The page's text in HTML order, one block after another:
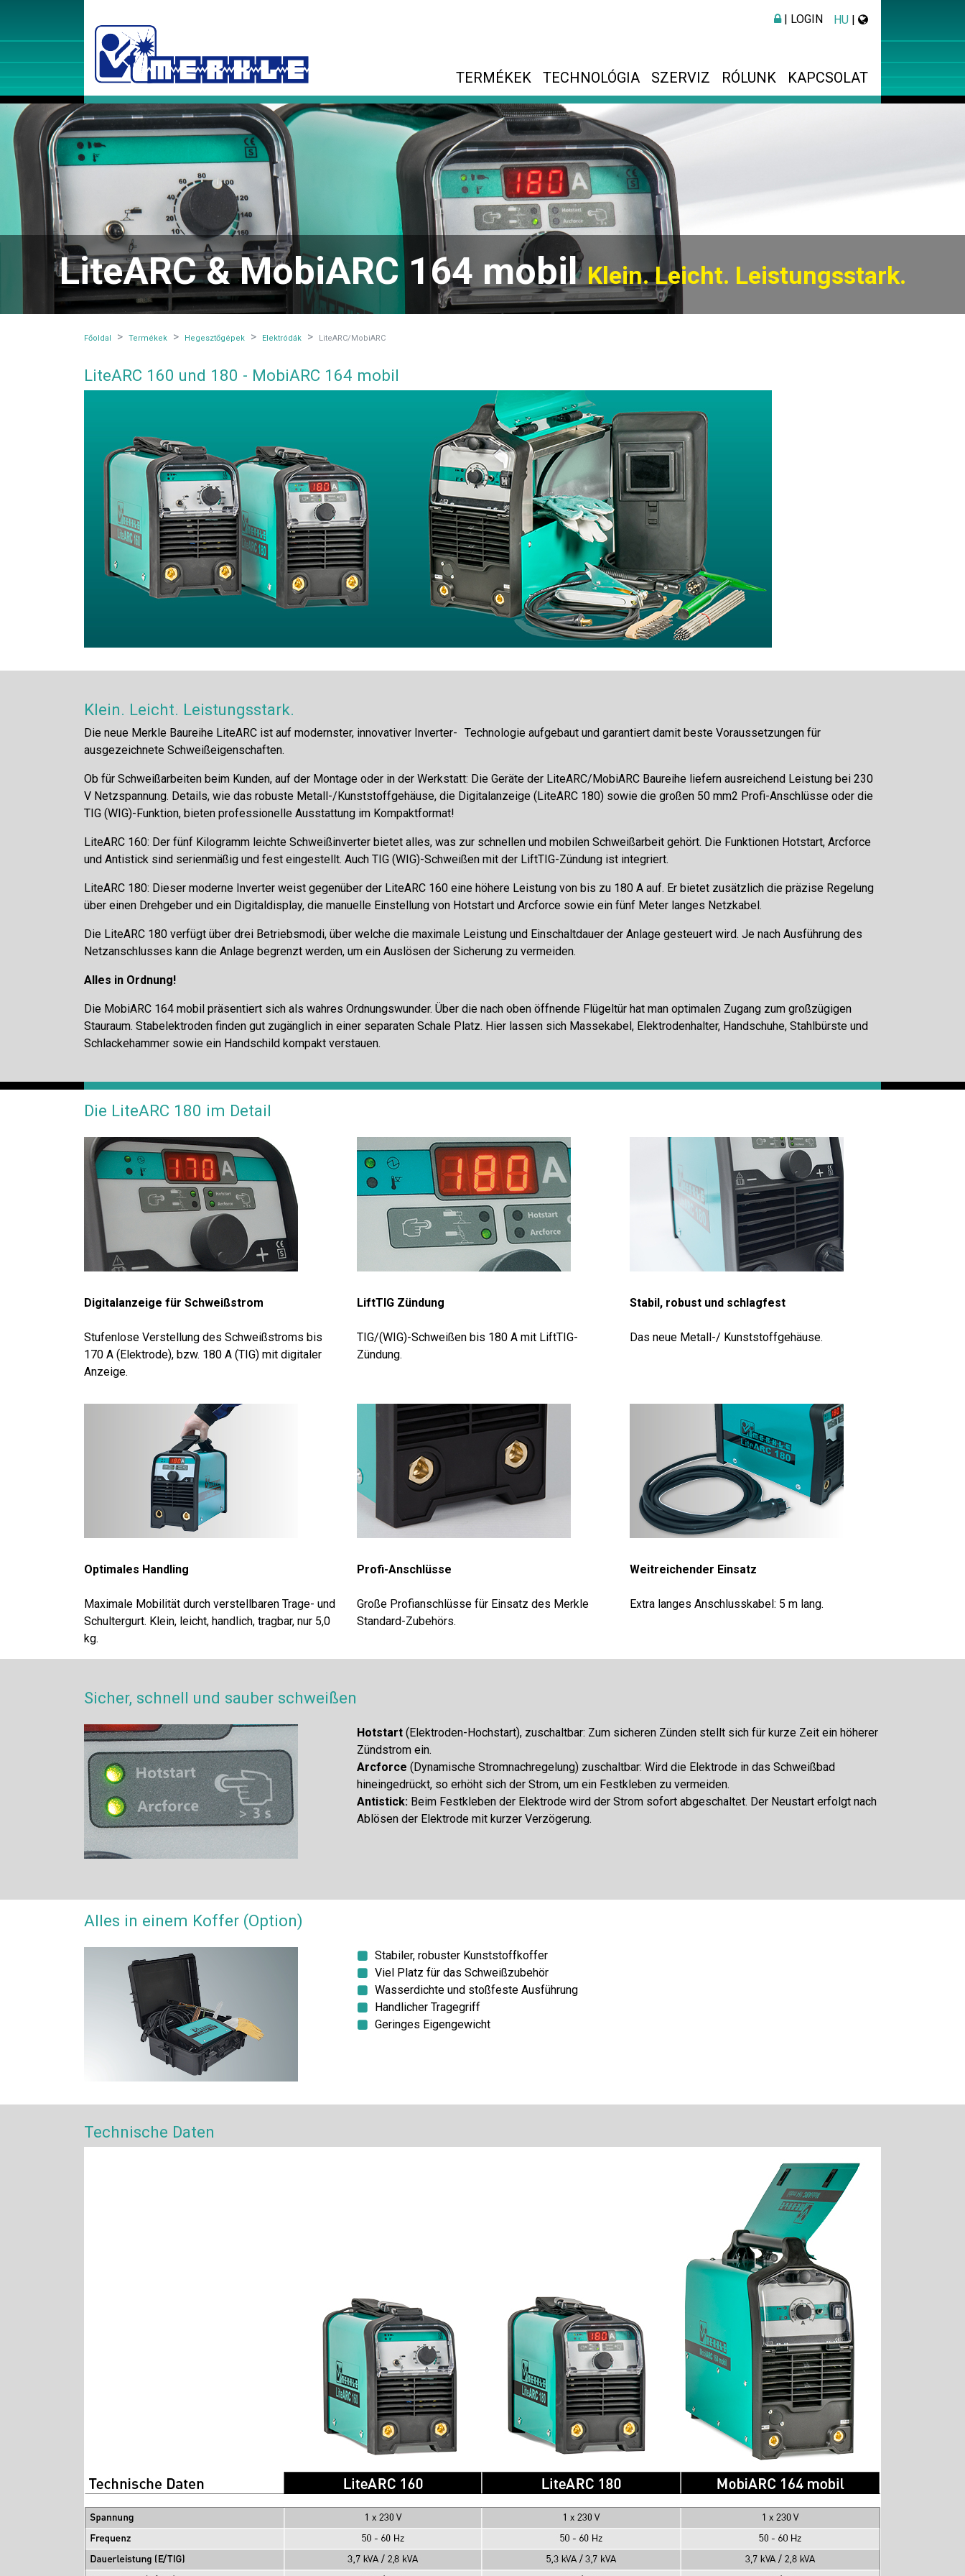
| LOGIN HU |
TERMÉKEK TECHNOLÓGIA SZERVIZ RÓLUNK KAPCSOLAT
LiteARC & MobiARC 164 mobilKlein. Leicht. Leistungsstark.
Főoldal Termékek Hegesztőgépek Elektródák LiteARC/MobiARC
LiteARC 160 und 180 - MobiARC 164 mobil
Klein. Leicht. Leistungsstark.
Die neue Merkle Baureihe LiteARC ist auf modernster, innovativer Inverter- Technologie aufgebaut und garantiert damit beste Voraussetzungen für
ausgezeichnete Schweißeigenschaften.
Ob für Schweißarbeiten beim Kunden, auf der Montage oder in der Werkstatt: Die Geräte der LiteARC/MobiARC Baureihe liefern ausreichend Leistung bei 230
V Netzspannung. Details, wie das robuste Metall-/Kunststoffgehäuse, die Digitalanzeige (LiteARC 180) sowie die großen 50 mm2 Profi-Anschlüsse oder die
TIG (WIG)-Funktion, bieten professionelle Ausstattung im Kompaktformat!
LiteARC 160: Der fünf Kilogramm leichte Schweißinverter bietet alles, was zur schnellen und mobilen Schweißarbeit gehört. Die Funktionen Hotstart, Arcforce
und Antistick sind serienmäßig und fest eingestellt. Auch TIG (WIG)-Schweißen mit der LiftTIG-Zündung ist integriert.
LiteARC 180: Dieser moderne Inverter weist gegenüber der LiteARC 160 eine höhere Leistung von bis zu 180 A auf. Er bietet zusätzlich die präzise Regelung
über einen Drehgeber und ein Digitaldisplay, die manuelle Einstellung von Hotstart und Arcforce sowie ein fünf Meter langes Netzkabel.
Die LiteARC 180 verfügt über drei Betriebsmodi, über welche die maximale Leistung und Einschaltdauer der Anlage gesteuert wird. Je nach Ausführung des
Netzanschlusses kann die Anlage begrenzt werden, um ein Auslösen der Sicherung zu vermeiden.
Alles in Ordnung!
Die MobiARC 164 mobil präsentiert sich als wahres Ordnungswunder. Über die nach oben öffnende Flügeltür hat man optimalen Zugang zum großzügigen
Stauraum. Stabelektroden finden gut zugänglich in einer separaten Schale Platz. Hier lassen sich Massekabel, Elektrodenhalter, Handschuhe, Stahlbürste und
Schlackehammer sowie ein Handschild kompakt verstauen.
Die LiteARC 180 im Detail
Digitalanzeige für Schweißstrom
Stufenlose Verstellung des Schweißstroms bis
170 A (Elektrode), bzw. 180 A (TIG) mit digitaler
Anzeige.
LiftTIG Zündung
TIG/(WIG)-Schweißen bis 180 A mit LiftTIG-
Zündung.
Stabil, robust und schlagfest
Das neue Metall-/ Kunststoffgehäuse.
Optimales Handling
Maximale Mobilität durch verstell­baren Trage- und
Schultergurt. Klein, leicht, handlich, tragbar, nur 5,0
kg.
Profi-Anschlüsse
Große Profianschlüsse für Einsatz des Merkle
Standard-Zubehörs.
Weitreichender Einsatz
Extra langes Anschlusskabel: 5 m lang.
Sicher, schnell und sauber schweißen
Hotstart (Elektroden-Hochstart), zuschaltbar: Zum sicheren Zünden stellt sich für kurze Zeit ein höherer
Zündstrom ein.
Arcforce (Dynamische Stromnachregelung) zuschaltbar: Wird die Elektrode in das Schweißbad
hineingedrückt, so erhöht sich der Strom, um ein Festkleben zu vermeiden.
Antistick:Beim Festkleben der Elektrode wird der Strom sofort abgeschaltet. Der Neustart erfolgt nach
Ablösen der Elektrode mit kurzer Verzögerung.
Alles in einem Koffer (Option)
Stabiler, robuster Kunststoffkoffer
Viel Platz für das Schweißzubehör
Wasserdichte und stoßfeste Ausführung
Handlicher Tragegriff
Geringes Eigengewicht
Technische Daten